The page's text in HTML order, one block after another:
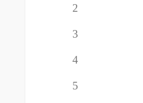
2
3
4
5